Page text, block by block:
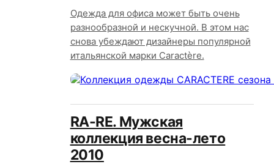
Одежда для офиса может быть очень
разнообразной и нескучной. В этом нас
снова убеждают дизайнеры популярной
итальянской марки Caractère.
RA-RE. Мужская
коллекция весна-лето
2010